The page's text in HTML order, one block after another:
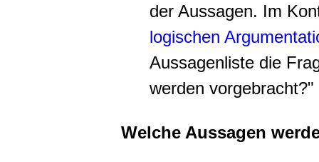
der Aussagen. Im
logischen
Aussagenliste die
werden vorgebracht?"
Welche Aussagen